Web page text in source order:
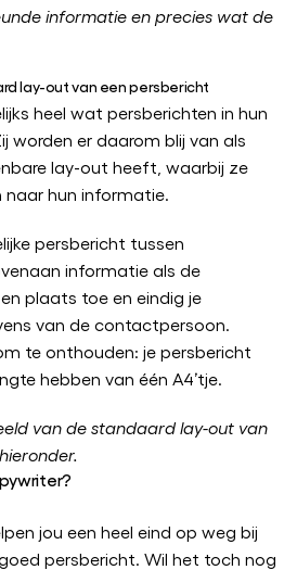
informatie en precies wat de
lay-out van een persbericht
heel wat persberichten in hun
worden er daarom blij van als
lay-out heeft, waarbij ze
naar hun informatie.
persbericht tussen
informatie als de
plaats toe en eindig je
van de contactpersoon.
te onthouden: je persbericht
hebben van één A4’tje.
van de standaard lay-out van
jou een heel eind op weg bij
persbericht. Wil het toch nog